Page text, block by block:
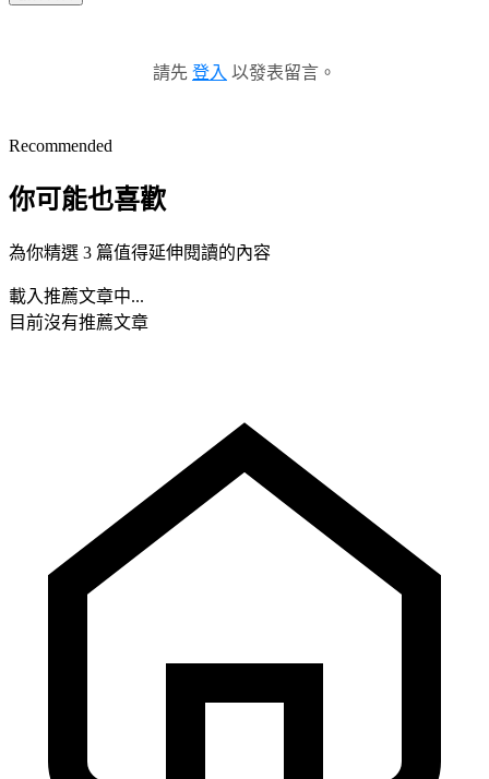
請先 登入 以發表留言。
Recommended
你可能也喜歡
為你精選 3 篇值得延伸閱讀的內容
載入推薦文章中...
目前沒有推薦文章